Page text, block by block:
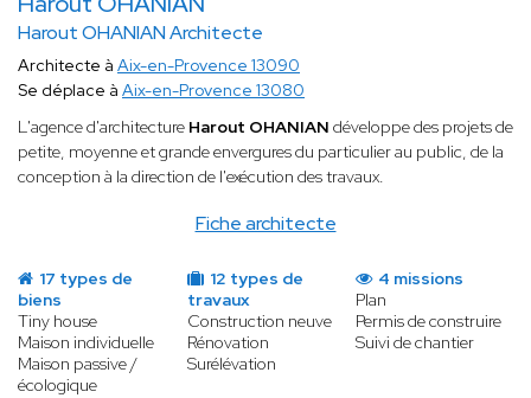
Harout OHANIAN Architecte
Fiche architecte
Architecte à Aix-en-Provence 13090
Se déplace à Aix-en-Provence 13080
L'agence d'architecture Harout OHANIAN développe des projets de
petite, moyenne et grande envergures du particulier au public, de la
conception à la direction de l'exécution des travaux.
17 types de
biens
Tiny house
Maison individuelle
Maison passive /
écologique
12 types de
travaux
Construction neuve
Rénovation
Surélévation
4 missions
Plan
Permis de construire
Suivi de chantier